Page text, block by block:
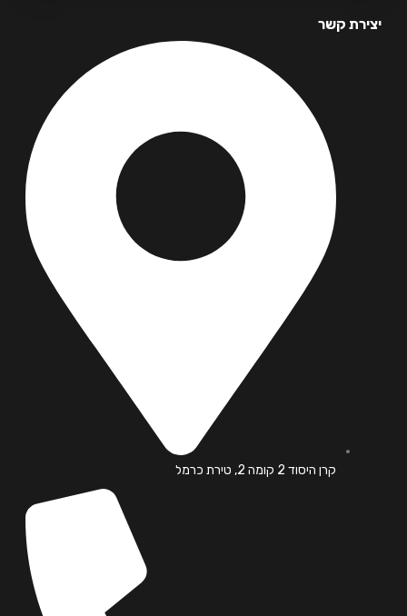
קשר
קרן היסוד 2 קומה 2, טירת כרמל